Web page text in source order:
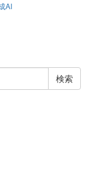
AI